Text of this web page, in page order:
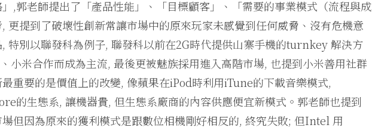
,郭老師提出了「產品性能」、「目標顧客」、「需要的事業模式（流程與成
更提到了破壞性創新常讓市場中的原來玩家未感覺到任何威脅、沒有危機意
特別以聯發科為例子, 聯發科以前在2G時代提供山寨手機的turnkey 解決方
小米合作而成為主流, 最後更被魅族採用進入高階市場, 也提到小米善用社群
重要的是價值上的改變, 像蘋果在iPod時利用iTune的下載音樂模式,
的生態系, 讓機器貴, 但生態系廠商的內容供應便宜新模式。郭老師也提到
但因為原來的獲利模式是跟數位相機剛好相反的, 終究失敗; 但Intel 用